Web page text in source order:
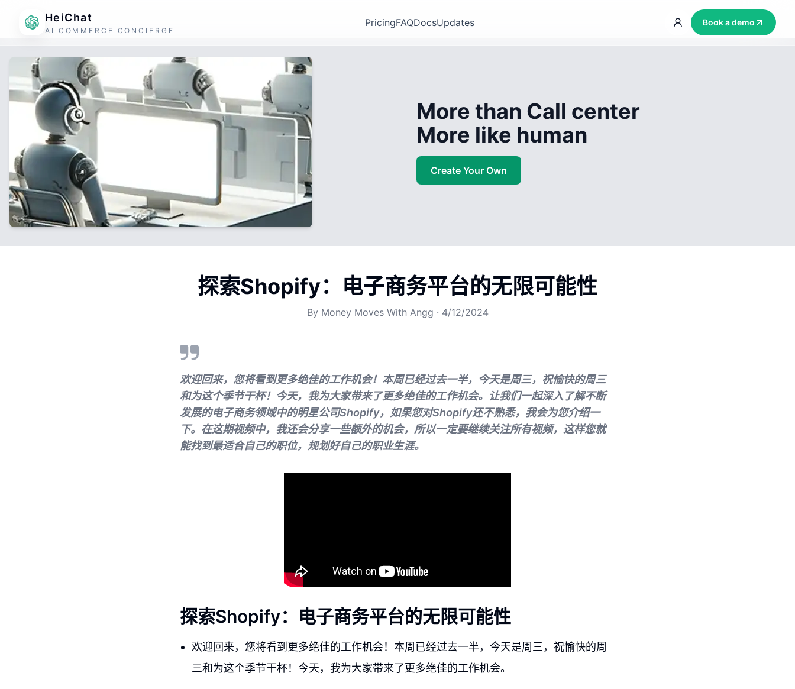
HeiChat
AI COMMERCE CONCIERGE
PricingFAQDocsUpdates Book a demo
More than Call center
More like human
Create Your Own
探索Shopify：电子商务平台的无限可能性
By Money Moves With Angg · 4/12/2024
欢迎回来，您将看到更多绝佳的工作机会！本周已经过去一半，今天是周三，祝愉快的周三
和为这个季节干杯！今天，我为大家带来了更多绝佳的工作机会。让我们一起深入了解不断
发展的电子商务领域中的明星公司Shopify，如果您对Shopify还不熟悉，我会为您介绍一
下。在这期视频中，我还会分享一些额外的机会，所以一定要继续关注所有视频，这样您就
能找到最适合自己的职位，规划好自己的职业生涯。
探索Shopify：电子商务平台的无限可能性
欢迎回来，您将看到更多绝佳的工作机会！本周已经过去一半，今天是周三，祝愉快的周
三和为这个季节干杯！今天，我为大家带来了更多绝佳的工作机会。